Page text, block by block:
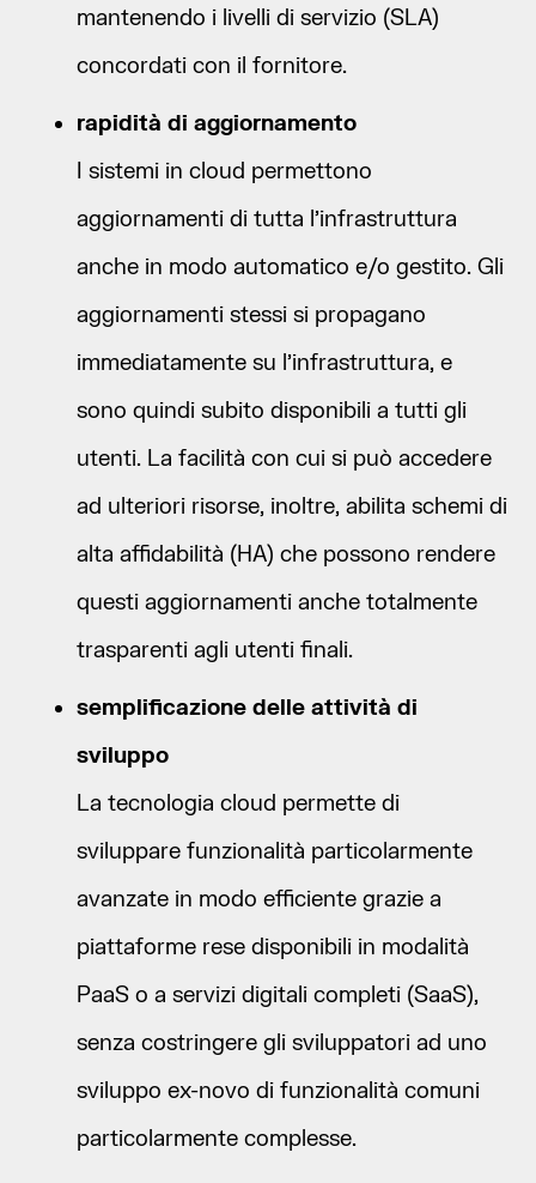
mantenendo i livelli di servizio (SLA)
concordati con il fornitore.
rapidità di aggiornamento
I sistemi in cloud permettono
aggiornamenti di tutta l’infrastruttura
anche in modo automatico e/o gestito. Gli
aggiornamenti stessi si propagano
immediatamente su l’infrastruttura, e
sono quindi subito disponibili a tutti gli
utenti. La facilità con cui si può accedere
ad ulteriori risorse, inoltre, abilita schemi di
alta affidabilità (HA) che possono rendere
questi aggiornamenti anche totalmente
trasparenti agli utenti finali.
semplificazione delle attività di
sviluppo
La tecnologia cloud permette di
sviluppare funzionalità particolarmente
avanzate in modo efficiente grazie a
piattaforme rese disponibili in modalità
PaaS o a servizi digitali completi (SaaS),
senza costringere gli sviluppatori ad uno
sviluppo ex-novo di funzionalità comuni
particolarmente complesse.